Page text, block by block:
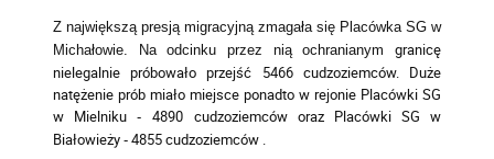
Z największą presją migracyjną zmagała się Placówka SG w
Michałowie. Na odcinku przez nią ochranianymgranicę
nielegalnie próbowało przejść 5466 cudzoziemców. Duże
natężenie prób miało miejsce ponadto w rejonie Placówki SG
w Mielniku-4890 cudzoziemców oraz Placówki SG w
Białowieży -4855 cudzoziemców .